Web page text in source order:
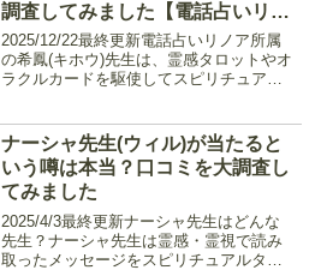
調査してみました【電話占いリノ
ア】
2025/12/22最終更新電話占いリノア所属
の希鳳(キホウ)先生は、霊感タロットやオ
ラクルカードを駆使してスピリチュアル
に長けており、時期も当たりやすいと口
コミで評判...
ナーシャ先生(ウィル)が当たると
いう噂は本当？口コミを大調査し
てみました
2025/4/3最終更新ナーシャ先生はどんな
先生？ナーシャ先生は霊感・霊視で読み
取ったメッセージをスピリチュアルタロ